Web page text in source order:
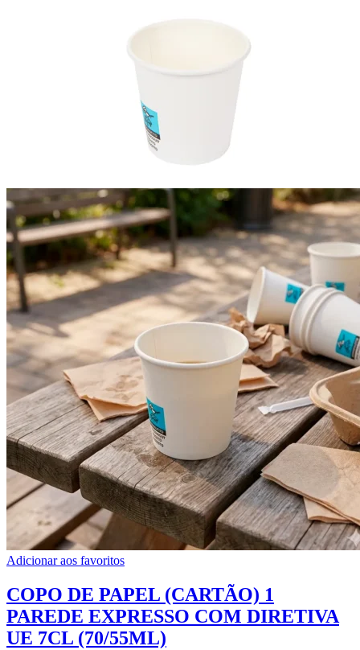
Adicionar aos favoritos
COPO DE PAPEL (CARTÃO) 1
PAREDE EXPRESSO COM DIRETIVA
UE 7CL (70/55ML)